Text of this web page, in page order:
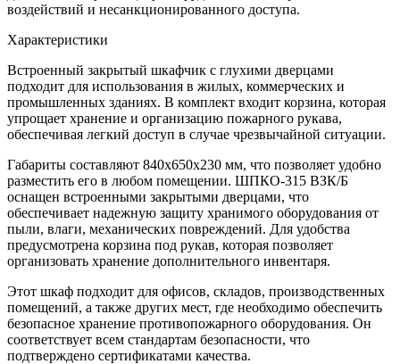
воздействий и несанкционированного доступа.
Характеристики
Встроенный закрытый шкафчик с глухими дверцами
подходит для использования в жилых, коммерческих и
промышленных зданиях. В комплект входит корзина, которая
упрощает хранение и организацию пожарного рукава,
обеспечивая легкий доступ в случае чрезвычайной ситуации.
Габариты составляют 840х650х230 мм, что позволяет удобно
разместить его в любом помещении. ШПКО-315 ВЗК/Б
оснащен встроенными закрытыми дверцами, что
обеспечивает надежную защиту хранимого оборудования от
пыли, влаги, механических повреждений. Для удобства
предусмотрена корзина под рукав, которая позволяет
организовать хранение дополнительного инвентаря.
Этот шкаф подходит для офисов, складов, производственных
помещений, а также других мест, где необходимо обеспечить
безопасное хранение противопожарного оборудования. Он
соответствует всем стандартам безопасности, что
подтверждено сертификатами качества.